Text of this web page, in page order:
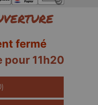
fermé
pour 11h20